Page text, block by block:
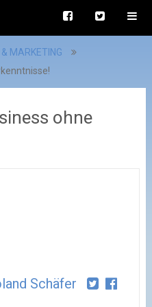
MARKETING
ohne
Schäfer